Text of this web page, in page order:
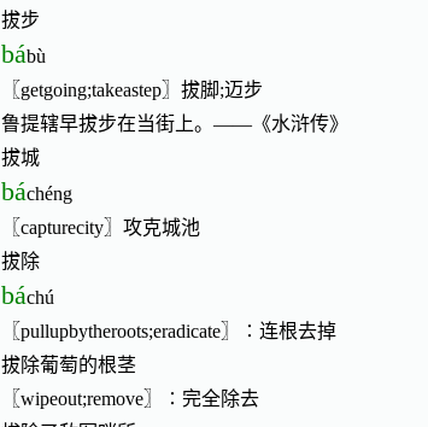
拔步
bábù
〖getgoing;takeastep〗拔脚;迈步
鲁提辖早拔步在当街上。——《水浒传》
拔城
báchéng
〖capturecity〗攻克城池
拔除
báchú
〖pullupbytheroots;eradicate〗∶连根去掉
拔除葡萄的根茎
〖wipeout;remove〗∶完全除去